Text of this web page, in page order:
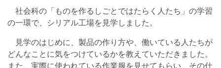
社会科の「ものを作るしごとではたらく人たち」の学習
の一環で、シリアル工場を見学しました。
見学のはじめに、製品の作り方や、働いている人たちが
どんなことに気をつけているかを教えていただきました。
また、実際に使われている作業服を見せてもらい、その仕